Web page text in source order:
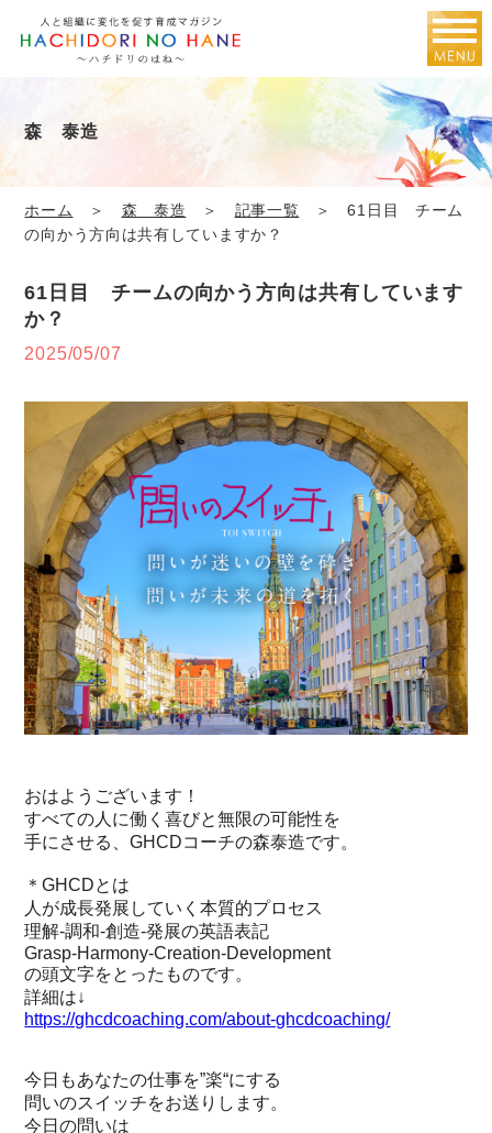
森 泰造
ホーム ＞ 森 泰造 ＞ 記事一覧 ＞ 61日目 チーム
の向かう方向は共有していますか？
61日目 チームの向かう方向は共有しています
か？
2025/05/07
おはようございます！
すべての人に働く喜びと無限の可能性を
手にさせる、GHCDコーチの森泰造です。
＊GHCDとは
人が成長発展していく本質的プロセス
理解‐調和‐創造‐発展の英語表記
Grasp-Harmony-Creation-Development
の頭文字をとったものです。
詳細は↓
https://ghcdcoaching.com/about-ghcdcoaching/
今日もあなたの仕事を”楽“にする
問いのスイッチをお送りします。
今日の問いは